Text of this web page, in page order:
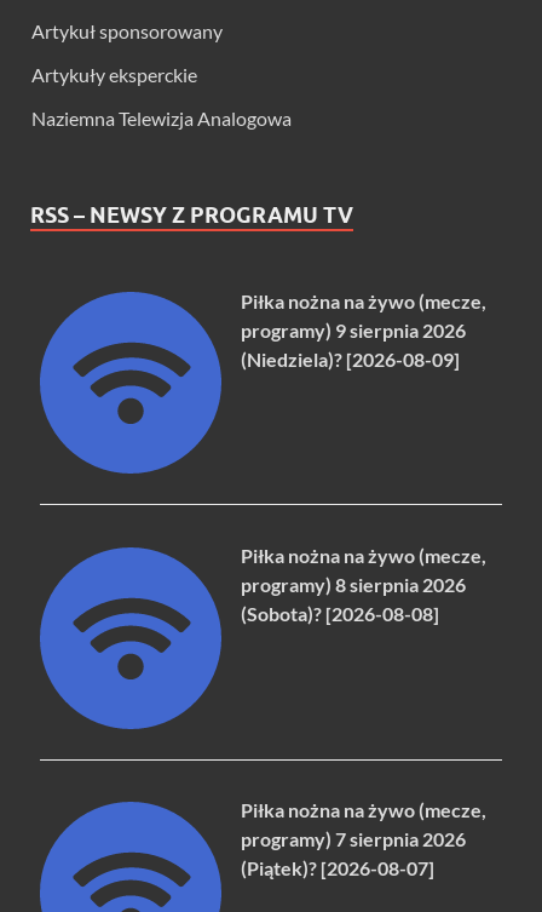
Artykuł sponsorowany
Artykuły eksperckie
Naziemna Telewizja Analogowa
RSS – NEWSY Z PROGRAMU TV
Piłka nożna na żywo (mecze,
programy) 9 sierpnia 2026
(Niedziela)? [2026-08-09]
Piłka nożna na żywo (mecze,
programy) 8 sierpnia 2026
(Sobota)? [2026-08-08]
Piłka nożna na żywo (mecze,
programy) 7 sierpnia 2026
(Piątek)? [2026-08-07]